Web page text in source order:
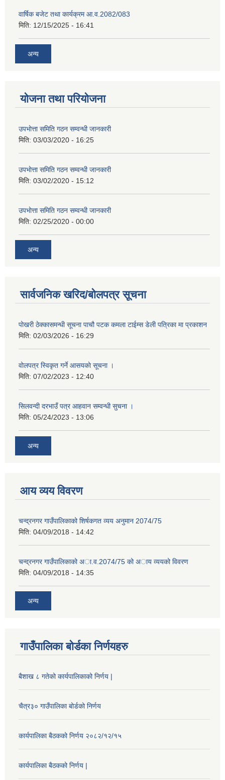
वार्षिक बजेट तथा कार्यक्रम आ.व.2082/083
मिति: 12/15/2025 - 16:41
अन्य
योजना तथा परियोजना
उपभाेत्ता समिति गठन सम्वन्धी जानकारी
मिति: 03/03/2020 - 16:25
उपभाेत्ता समिति गठन सम्वन्धी जानकारी
मिति: 03/02/2020 - 15:12
उपभाेत्ता समिति गठन सम्वन्धी जानकारी
मिति: 02/25/2020 - 00:00
अन्य
सार्वजनिक खरिद/बोलपत्र सूचना
पोखरी ठेक्कासमन्धी सूचना पाचौ पटक कमला टाईम्स डेली पत्रिका मा प्रकाशन
मिति: 02/03/2026 - 16:29
वोलपत्र स्विकृत गर्ने आसयकाे सूचना ।
मिति: 07/02/2023 - 12:40
सिलवन्दी दरभाउँ पत्र आहवान सम्वन्धी सुचना ।
मिति: 05/24/2023 - 13:06
अन्य
आय व्यय विवरण
चन्द्रनगर गाउँपालिकाको शिर्षकगत व्यय अनुमान 2074/75
मिति: 04/09/2018 - 14:42
चन्द्रनगर गाउँपालिकाको अा‍‍‍.व.2074/75 को अाय व्ययको विवरण
मिति: 04/09/2018 - 14:35
अन्य
गाउँपालिका बोर्डका निर्णयहरु
बैशाख ८ गतेको कार्यपालिकाको निर्णय |
चैत्र३० गाउँपालिका बोर्डको निर्णय
कार्यपालिका बैठकको निर्णय २०८२/१२/१५
कार्यपालिका बैठकको निर्णय |